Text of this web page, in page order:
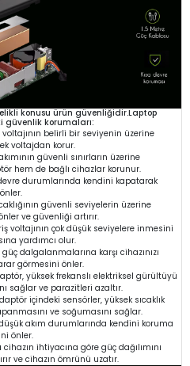
konusu ürün güvenliğidir.Laptop
korumaları:
belirli bir seviyenin üzerine
voltajdan korur.
güvenli sınırların üzerine
hem de bağlı cihazlar korunur.
durumlarında kendini kapatarak
güvenli seviyelerin üzerine
önler ve güvenliği artırır.
voltajının çok düşük seviyelere inmesini
yardımcı olur.
dalgalanmalarına karşı cihazınızı
görmesini önler.
yüksek frekanslı elektriksel gürültüyü
sağlar ve parazitleri azaltır.
içindeki sensörler, yüksek sıcaklık
ve soğumasını sağlar.
akım durumlarında kendini koruma
önler.
ihtiyacına göre güç dağılımını
ve cihazın ömrünü uzatır.